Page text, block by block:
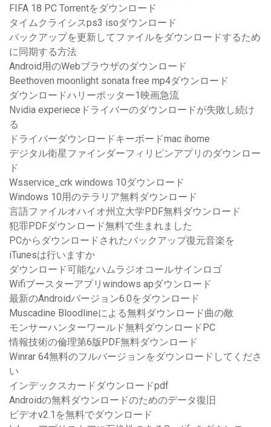
FIFA 18 PC Torrentをダウンロード
タイムクライシスps3 isoダウンロード
バックアップを更新してファイルをダウンロードするため
に同期する方法
Android用のWebブラウザのダウンロード
Beethoven moonlight sonata free mp4ダウンロード
ダウンロードハリーポッター1映画急流
Nvidia experieceドライバーのダウンロードが失敗し続け
る
ドライバーダウンロードキーボードmac ihome
デジタル衛星ファインダーフィリピンアプリのダウンロー
ド
Wsservice_crk windows 10ダウンロード
Windows 10用のテラリア無料ダウンロード
言語ファイルオハイオ州立大学PDF無料ダウンロード
犯罪PDFダウンロード無料で生まれました
PCからダウンロードされたバックアップ復元音楽を
iTunesは行いますか
ダウンロード可能なハムラジオコールサインロゴ
Wifiブースターアプリwindows apダウンロード
最新のAndroidバージョン6.0をダウンロード
Muscadine Bloodlineによる無料ダウンロード曲の敵
モンサーハンターワールド無料ダウンロードPC
情報技術の倫理第6版PDF無料ダウンロード
Winrar 64無料のフルバージョンをダウンロードしてくださ
い
インデックスカードダウンロードpdf
Androidの無料ダウンロードのためのデータ復旧
ビデオv2.1を無料でダウンロード